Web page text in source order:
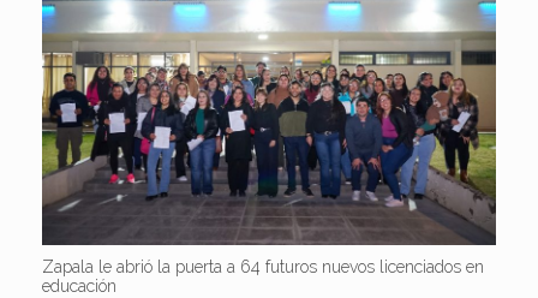
Zapala le abrió la puerta a 64 futuros nuevos licenciados en
educación